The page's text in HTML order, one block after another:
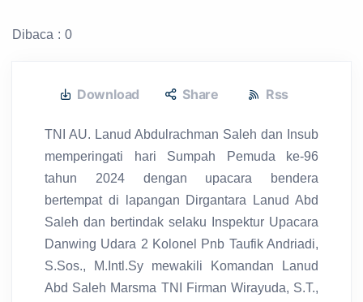
Dibaca : 0
Download Share Rss
TNI AU. Lanud Abdulrachman Saleh dan Insub
memperingati hari Sumpah Pemuda ke-96
tahun 2024 dengan upacara bendera
bertempat di lapangan Dirgantara Lanud Abd
Saleh dan bertindak selaku Inspektur Upacara
Danwing Udara 2 Kolonel Pnb Taufik Andriadi,
S.Sos., M.Intl.Sy mewakili Komandan Lanud
Abd Saleh Marsma TNI Firman Wirayuda, S.T.,